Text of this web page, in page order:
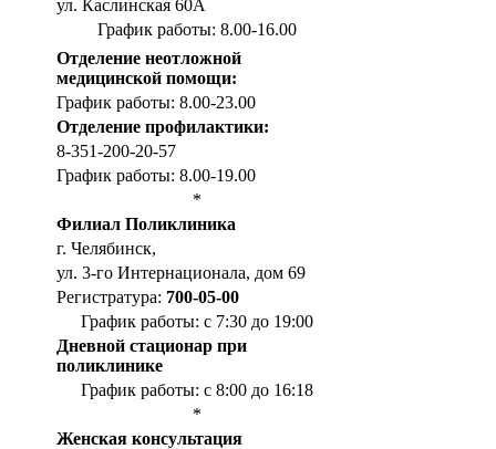
ул. Каслинская 60А
График работы: 8.00-16.00
Отделение неотложной
медицинской помощи:
График работы: 8.00-23.00
Отделение профилактики:
8-351-200-20-57
График работы: 8.00-19.00
*
Филиал Поликлиника
г. Челябинск,
ул. 3-го Интернационала, дом 69
Регистратура: 700-05-00
График работы: с 7:30 до 19:00
Дневной стационар при
поликлинике
График работы: с 8:00 до 16:18
*
Женская консультация